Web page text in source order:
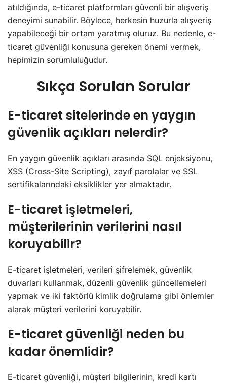
atıldığında, e-ticaret platformları güvenli bir alışveriş
deneyimi sunabilir. Böylece, herkesin huzurla alışveriş
yapabileceği bir ortam yaratmış oluruz. Bu nedenle, e-
ticaret güvenliği konusuna gereken önemi vermek,
hepimizin sorumluluğudur.
Sıkça Sorulan Sorular
E-ticaret sitelerinde en yaygın
güvenlik açıkları nelerdir?
En yaygın güvenlik açıkları arasında SQL enjeksiyonu,
XSS (Cross-Site Scripting), zayıf parolalar ve SSL
sertifikalarındaki eksiklikler yer almaktadır.
E-ticaret işletmeleri,
müşterilerinin verilerini nasıl
koruyabilir?
E-ticaret işletmeleri, verileri şifrelemek, güvenlik
duvarları kullanmak, düzenli güvenlik güncellemeleri
yapmak ve iki faktörlü kimlik doğrulama gibi önlemler
alarak müşteri verilerini koruyabilir.
E-ticaret güvenliği neden bu
kadar önemlidir?
E-ticaret güvenliği, müşteri bilgilerinin, kredi kartı